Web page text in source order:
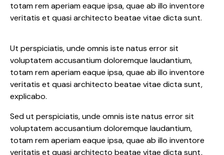
totam rem aperiam eaque ipsa, quae ab illo inventore
veritatis et quasi architecto beatae vitae dicta sunt.
Ut perspiciatis, unde omnis iste natus error sit
voluptatem accusantium doloremque laudantium,
totam rem aperiam eaque ipsa, quae ab illo inventore
veritatis et quasi architecto beatae vitae dicta sunt,
explicabo.
Sed ut perspiciatis, unde omnis iste natus error sit
voluptatem accusantium doloremque laudantium,
totam rem aperiam eaque ipsa, quae ab illo inventore
veritatis et quasi architecto beatae vitae dicta sunt,